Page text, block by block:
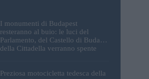
I monumenti di Budapest
resteranno al buio: le luci del
Parlamento, del Castello di Buda e
della Cittadella verranno spente
Preziosa motocicletta tedesca della